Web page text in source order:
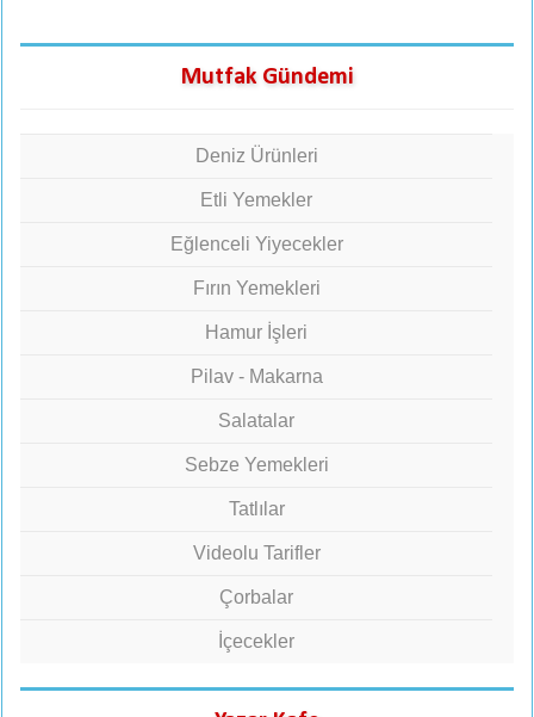
Mutfak Gündemi
Deniz Ürünleri
Etli Yemekler
Eğlenceli Yiyecekler
Fırın Yemekleri
Hamur İşleri
Pilav - Makarna
Salatalar
Sebze Yemekleri
Tatlılar
Videolu Tarifler
Çorbalar
İçecekler